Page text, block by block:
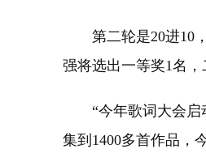
第二轮是20进10，
强将选出一等奖1名
“今年歌词大会启动
集到1400多首作品，